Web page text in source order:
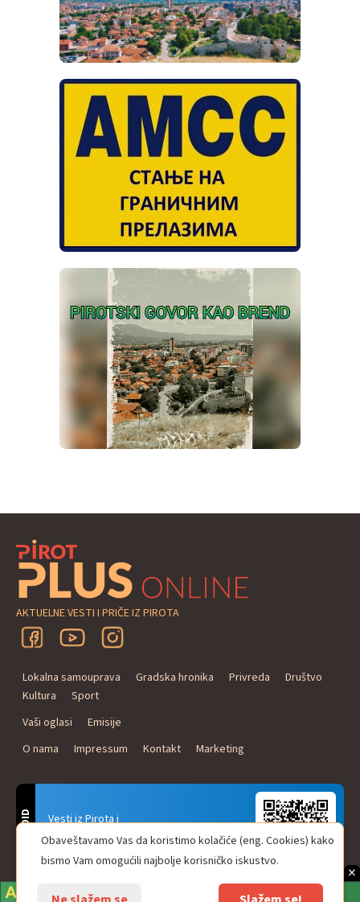
×
AKTUELNE VESTI I PRIČE IZ PIROTA
Lokalna samouprava Gradska hronika Privreda
Društvo
Kultura
Sport
Vaši oglasi
Emisije
O nama
Impressum Kontakt Marketing
Vesti iz Pirota i
Naxi Plus Radio
Uvek u Vašem džepu!
ANDROID Obaveštavamo Vas da koristimo kolačiće (eng. Cookies) kako
bismo Vam omogućili najbolje korisničko iskustvo.